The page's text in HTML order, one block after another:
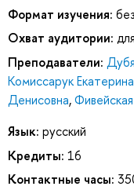
Формат изучения:
Охват аудитории:
Преподаватели:
Комиссарук
Денисовна,
Язык: русский
Кредиты: 16
Контактные часы: